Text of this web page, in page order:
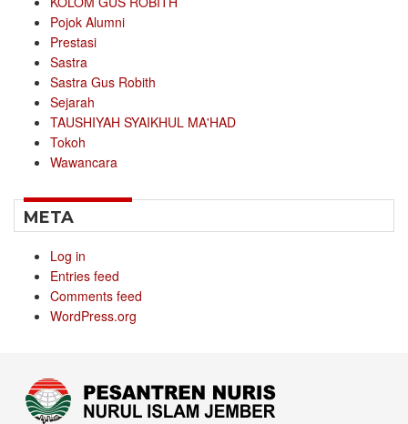
Pojok Alumni
Prestasi
Sastra
Sastra Gus Robith
Sejarah
TAUSHIYAH SYAIKHUL MA'HAD
Tokoh
Wawancara
META
Log in
Entries feed
Comments feed
WordPress.org